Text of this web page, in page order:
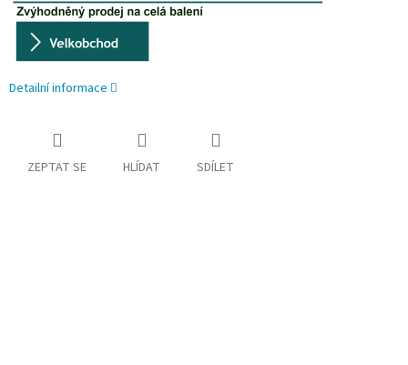
Detailní informace
ZEPTAT SE HLÍDAT SDÍLET